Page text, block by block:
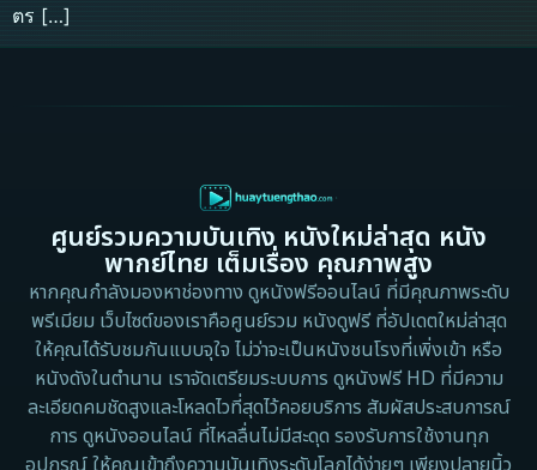
ตร […]
ศูนย์รวมความบันเทิง หนังใหม่ล่าสุด หนัง
พากย์ไทย เต็มเรื่อง คุณภาพสูง
หากคุณกำลังมองหาช่องทาง ดูหนังฟรีออนไลน์ ที่มีคุณภาพระดับ
พรีเมียม เว็บไซต์ของเราคือศูนย์รวม หนังดูฟรี ที่อัปเดตใหม่ล่าสุด
ให้คุณได้รับชมกันแบบจุใจ ไม่ว่าจะเป็นหนังชนโรงที่เพิ่งเข้า หรือ
หนังดังในตำนาน เราจัดเตรียมระบบการ ดูหนังฟรี HD ที่มีความ
ละเอียดคมชัดสูงและโหลดไวที่สุดไว้คอยบริการ สัมผัสประสบการณ์
การ ดูหนังออนไลน์ ที่ไหลลื่นไม่มีสะดุด รองรับการใช้งานทุก